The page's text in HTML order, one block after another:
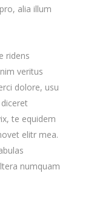
alia illum
ridens
veritus
dolore, usu
te equidem
elitr mea.
numquam